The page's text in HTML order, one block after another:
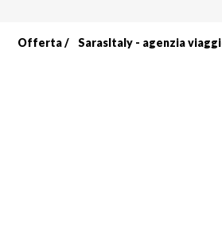
Offerta SarasItaly - agenzia